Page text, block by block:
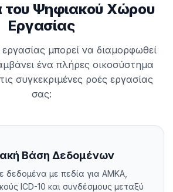
του Ψηφιακού Χώρου
Εργασίας
μπορεί να διαμορφωθεί
ένα πλήρες οικοσύστημα
συγκεκριμένες ροές εργασίας
σας:
Βάση Δεδομένων
δεδομένα με πεδία για ΑΜΚΑ,
ICD-10 και συνδέσμους μεταξύ